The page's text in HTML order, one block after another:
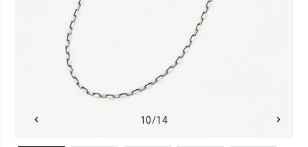
10/14